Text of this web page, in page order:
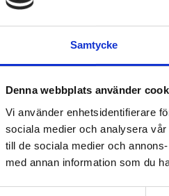
Samtycke
Denna webbplats använder
Vi använder enhetsidentifierare
sociala medier och analysera
till de sociala medier och
med annan information som du
För röravskiljare
För rör. plåtar
Klinga inte
Med vridbar
Speciellt-